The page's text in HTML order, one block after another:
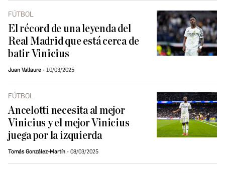
FÚTBOL
El récord de una leyenda del
Real Madrid que está cerca de
batir Vinicius
Juan Vallaure 10/03/2025
FÚTBOL
Ancelotti necesita al mejor
Vinicius y el mejor Vinicius
juega por la izquierda
Tomás González-Martín 08/03/2025